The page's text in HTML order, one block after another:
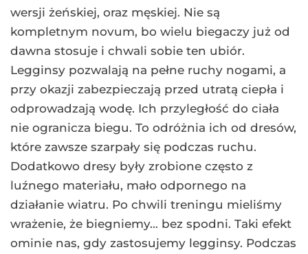
wersji żeńskiej, oraz męskiej. Nie są
kompletnym novum, bo wielu biegaczy już od
dawna stosuje i chwali sobie ten ubiór.
Legginsy pozwalają na pełne ruchy nogami, a
przy okazji zabezpieczają przed utratą ciepła i
odprowadzają wodę. Ich przyległość do ciała
nie ogranicza biegu. To odróżnia ich od dresów,
które zawsze szarpały się podczas ruchu.
Dodatkowo dresy były zrobione często z
luźnego materiału, mało odpornego na
działanie wiatru. Po chwili treningu mieliśmy
wrażenie, że biegniemy… bez spodni. Taki efekt
ominie nas, gdy zastosujemy legginsy. Podczas